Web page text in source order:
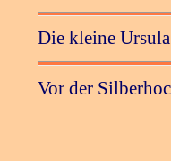
Die kleine
Vor der